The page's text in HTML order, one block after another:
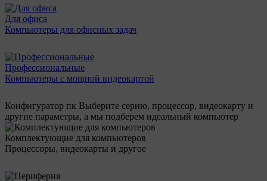
Для офиса
Компьютеры для офисных задач
Профессиональные
Компьютеры с мощной видеокартой
Конфигуратор пк Выберите серию, процессор, видеокарту и
другие параметры, а мы подберем идеальный компьютер
Комплектующие для компьютеров
Процессоры, видеокарты и другое